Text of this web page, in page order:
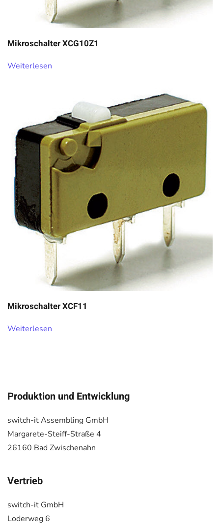
Mikroschalter XCG10Z1
Weiterlesen
Mikroschalter XCF11
Weiterlesen
Produktion und Entwicklung
switch-it Assembling GmbH
Margarete-Steiff-Straße 4
26160 Bad Zwischenahn
Vertrieb
switch-it GmbH
Loderweg 6